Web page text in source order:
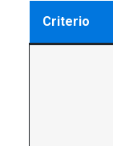
Criterio